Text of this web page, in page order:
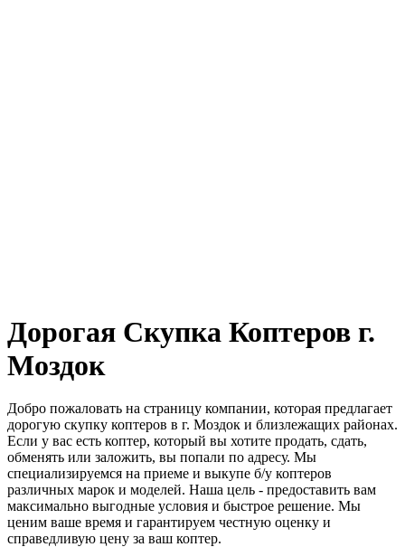
Дорогая Скупка Коптеров г.
Моздок
Добро пожаловать на страницу компании, которая предлагает
дорогую скупку коптеров в г. Моздок и близлежащих районах.
Если у вас есть коптер, который вы хотите продать, сдать,
обменять или заложить, вы попали по адресу. Мы
специализируемся на приеме и выкупе б/у коптеров
различных марок и моделей. Наша цель - предоставить вам
максимально выгодные условия и быстрое решение. Мы
ценим ваше время и гарантируем честную оценку и
справедливую цену за ваш коптер.